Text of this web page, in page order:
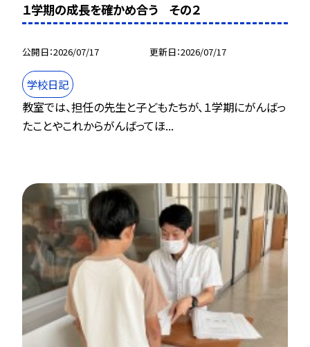
１学期の成長を確かめ合う その２
公開日 2026/07/17 更新日 2026/07/17
学校日記
教室では、担任の先生と子どもたちが、１学期にがんばっ
たことやこれからがんばってほ...